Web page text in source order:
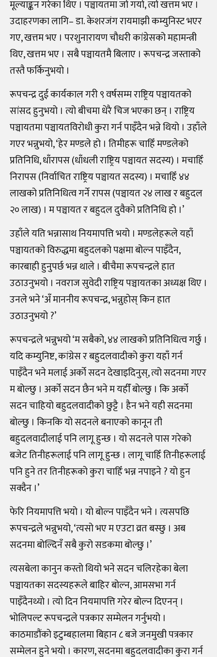
मूल्याङ्कन गरेका थिए । पञ्चायतमा जो गयो, त्यो खत्तम भए ।
उदाहरणका लागि– डा. केशरजंग रायमाझी कम्युनिस्ट भएर
गए, खत्तम भए । परशुनारायण चौधरी कांग्रेसको महामन्त्री
थिए, खत्तम भए । सबै पञ्चायतमै बिलाए । रूपचन्द्र जस्ताको
तस्तै फर्किनुभयो ।
रूपचन्द्र दुई कार्यकाल गरी ९ वर्षसम्म राष्ट्रिय पञ्चायतको
सांसद हुनुभयो । त्यो बीचमा धेरै चिज भएका छन् । राष्ट्रिय
पञ्चायतमा पञ्चायतविरोधी कुरा गर्न पाइँदैन भन्ने थियो । उहाँले
गएर भन्नुभयो, ‘हेर मण्डले हो । तिमीहरू चाहिँ मण्डलेको
प्रतिनिधि, धाँरापस (धाँधली राष्ट्रिय पञ्चायत सदस्य) । मचाहिँ
निरापस (निर्वाचित राष्ट्रिय पञ्चायत सदस्य) । मचाहिँ ४४
लाखको प्रतिनिधित्व गर्ने रापस (पञ्चायत २४ लाख र बहुदल
२० लाख) । म पञ्चायत र बहुदल दुवैको प्रतिनिधि हो ।’
उहाँले यति भन्नासाथ नियमापत्ति भयो । मण्डलेहरूले यहाँ
पञ्चायतको विरुद्धमा बहुदलको पक्षमा बोल्न पाइँदैन,
कारबाही हुनुपर्छ भन्न थाले । बीचैमा रूपचन्द्रले हात
उठाउनुभयो । नवराज सुवेदी राष्ट्रिय पञ्चायतका अध्यक्ष थिए ।
उनले भने ‘अँ माननीय रूपचन्द्र, भन्नुहोस् किन हात
उठाउनुभयो ?’
रूपचन्द्रले भन्नुभयो ‘म सबैको, ४४ लाखको प्रतिनिधित्व गर्छु ।
यदि कम्युनिष्ट, कांग्रेस र बहुदलवादीको कुरा यहाँ गर्न
पाइँदैन भने मलाई अर्को सदन देखाइदिनुस्, त्यो सदनमा गएर
म बोल्छु । अर्को सदन छैन भने म यहीँ बोल्छु । कि अर्को
सदन चाहियो बहुदलवादीको छुट्टै । हैन भने यही सदनमा
बोल्छु । किनकि यो सदनले बनाएको कानून ती
बहुदलवादीलाई पनि लागू हुन्छ । यो सदनले पास गरेको
बजेट तिनीहरूलाई पनि लागू हुन्छ । लागू चाहिँ तिनीहरूलाई
पनि हुने तर तिनीहरूको कुरा चाहिँ भन्न नपाइने ? यो हुन
सक्दैन ।’
फेरि नियमापत्ति भयो । यो बोल्न पाइँदैन भने । त्यसपछि
रूपचन्द्रले भन्नुभयो, ‘त्यसो भए म एउटा व्रत बस्छु । अब
सदनमा बोल्दिनँ सबै कुरो सडकमा बोल्छु ।’
त्यसबेला कानुन कस्तो थियो भने सदन चलिरहेका बेला
पञ्चायतका सदस्यहरूले बाहिर बोल्न, आमसभा गर्न
पाइँदैनथ्यो । त्यो दिन नियमापत्ति गरेर बोल्न दिएनन् ।
भोलिपल्ट रूपचन्द्रले पत्रकार सम्मेलन गर्नुभयो ।
काठमाडौंको इटुम्बहालमा बिहान ८ बजे जनमुखी पत्रकार
सम्मेलन हुने भयो । कारण, सदनमा बहुदलवादीका कुरा गर्न